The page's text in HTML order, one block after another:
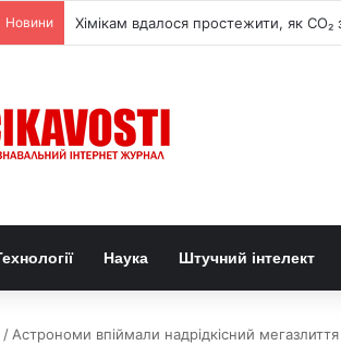
Новини Хімікам вдалося простежити, як CO₂
Наука Штучний інтелект
/ Астрономи впіймали надрідкісний